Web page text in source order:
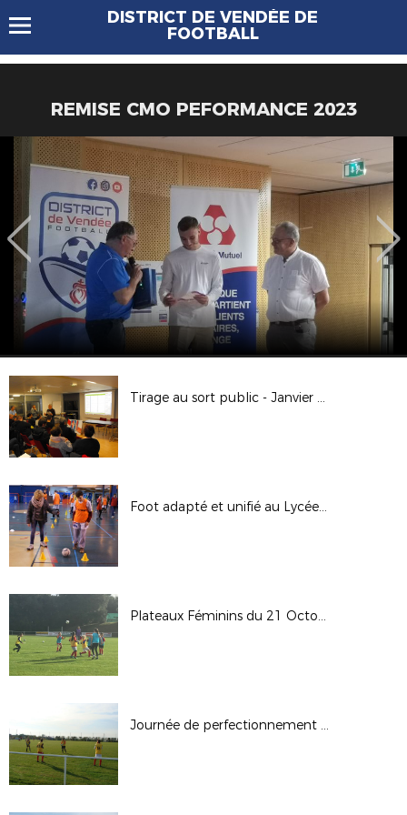
DISTRICT DE VENDÉE DE
FOOTBALL
REMISE CMO PEFORMANCE 2023
Tirage au sort public - Janvier 2018
Foot adapté et unifié au Lycée Notre Dame du Roc - 13 Décembre 2017
Plateaux Féminins du 21 Octobre 2017
Journée de perfectionnement des gardiens de but